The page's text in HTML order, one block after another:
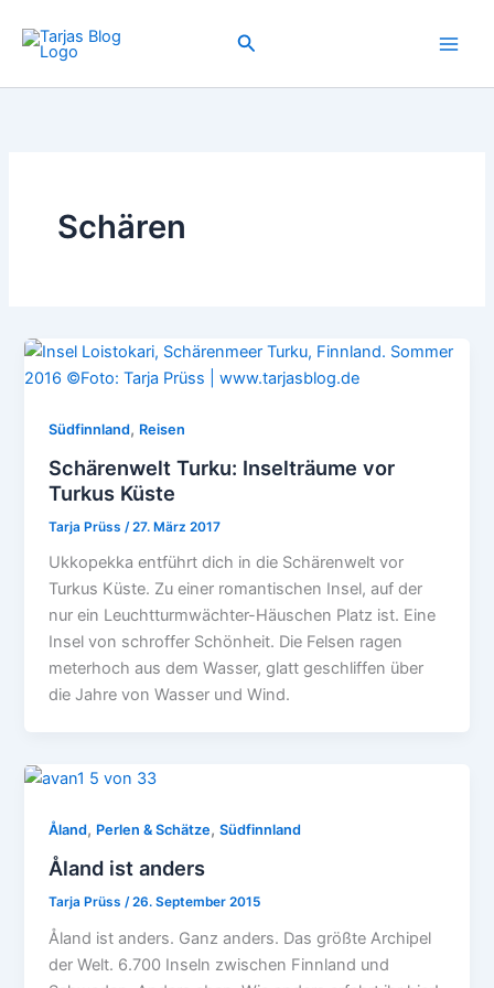
Inhalt
springen
Suchen
Schären
Südfinnland, Reisen
Schärenwelt Turku: Inselträume vor
Turkus Küste
Tarja Prüss /27. März 2017
Ukkopekka entführt dich in die Schärenwelt vor
Turkus Küste. Zu einer romantischen Insel, auf der
nur ein Leuchtturmwächter-Häuschen Platz ist. Eine
Insel von schroffer Schönheit. Die Felsen ragen
meterhoch aus dem Wasser, glatt geschliffen über
die Jahre von Wasser und Wind.
Åland, Perlen & Schätze,Südfinnland
Åland ist anders
Tarja Prüss/26. September 2015
Åland ist anders. Ganz anders. Das größte Archipel
der Welt. 6.700 Inseln zwischen Finnland und